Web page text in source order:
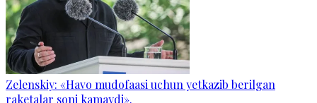
Zelenskiy: «Havo mudofaasi uchun yetkazib berilgan
raketalar soni kamaydi».